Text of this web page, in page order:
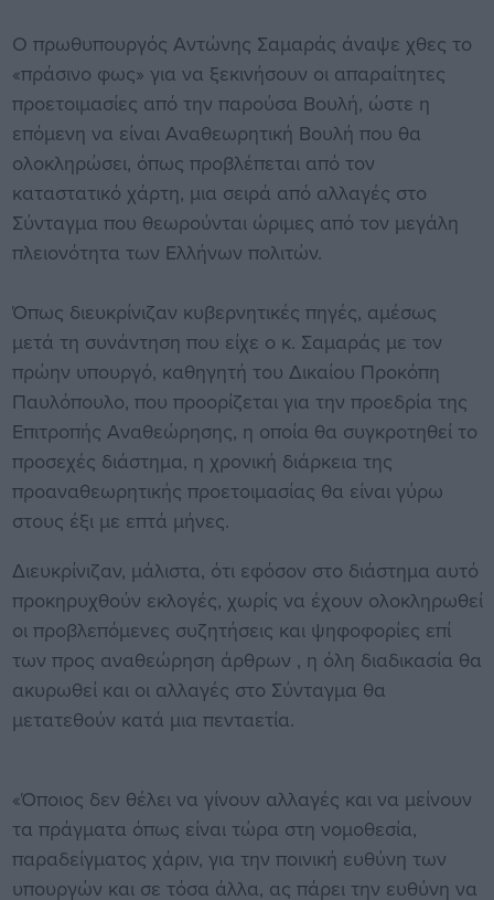
Ο πρωθυπουργός Αντώνης Σαμαράς άναψε χθες το
«πράσινο φως» για να ξεκινήσουν οι απαραίτητες
προετοιμασίες από την παρούσα Βουλή, ώστε η
επόμενη να είναι Αναθεωρητική Βουλή που θα
ολοκληρώσει, όπως προβλέπεται από τον
καταστατικό χάρτη, μια σειρά από αλλαγές στο
Σύνταγμα που θεωρούνται ώριμες από τον μεγάλη
πλειονότητα των Ελλήνων πολιτών.
Όπως διευκρίνιζαν κυβερνητικές πηγές, αμέσως
μετά τη συνάντηση που είχε ο κ. Σαμαράς με τον
πρώην υπουργό, καθηγητή του Δικαίου Προκόπη
Παυλόπουλο, που προορίζεται για την προεδρία της
Επιτροπής Αναθεώρησης, η οποία θα συγκροτηθεί το
προσεχές διάστημα, η χρονική διάρκεια της
προαναθεωρητικής προετοιμασίας θα είναι γύρω
στους έξι με επτά μήνες.
Διευκρίνιζαν, μάλιστα, ότι εφόσον στο διάστημα αυτό
προκηρυχθούν εκλογές, χωρίς να έχουν ολοκληρωθεί
οι προβλεπόμενες συζητήσεις και ψηφοφορίες επί
των προς αναθεώρηση άρθρων , η όλη διαδικασία θα
ακυρωθεί και οι αλλαγές στο Σύνταγμα θα
μετατεθούν κατά μια πενταετία.
«Όποιος δεν θέλει να γίνουν αλλαγές και να μείνουν
τα πράγματα όπως είναι τώρα στη νομοθεσία,
παραδείγματος χάριν, για την ποινική ευθύνη των
υπουργών και σε τόσα άλλα, ας πάρει την ευθύνη να